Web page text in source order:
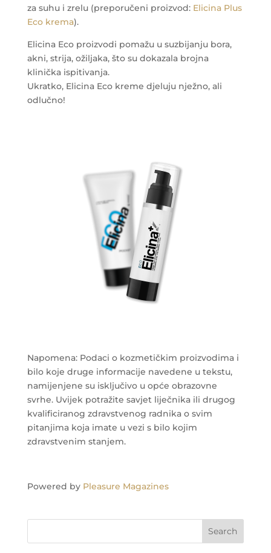
za suhu i zrelu (preporučeni proizvod: Elicina Plus
Eco krema).
Elicina Eco proizvodi pomažu u suzbijanju bora,
akni, strija, ožiljaka, što su dokazala brojna
klinička ispitivanja.
Ukratko, Elicina Eco kreme djeluju nježno, ali
odlučno!
Napomena: Podaci o kozmetičkim proizvodima i
bilo koje druge informacije navedene u tekstu,
namijenjene su isključivo u opće obrazovne
svrhe. Uvijek potražite savjet liječnika ili drugog
kvalificiranog zdravstvenog radnika o svim
pitanjima koja imate u vezi s bilo kojim
zdravstvenim stanjem.
Powered by Pleasure Magazines